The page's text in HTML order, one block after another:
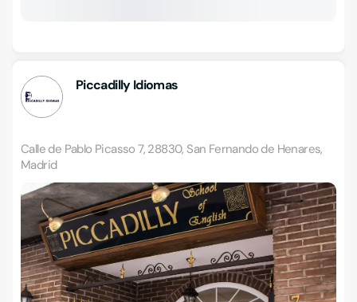
Piccadilly Idiomas
Calle de Pablo Picasso 7, 28830, San Fernando de Henares,
Madrid